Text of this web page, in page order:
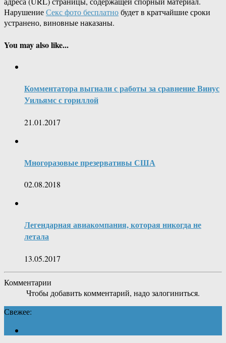
НарушениеСекс фото бесплатнобудет в кратчайшие сроки
устранено, виновные наказаны.
You may also like...
Комментатора выгнали с работы за сравнение Винус
Уильямс с гориллой
21.01.2017
Многоразовые презервативы США
02.08.2018
Легендарная авиакомпания, которая никогда не
летала
13.05.2017
Комментарии
Чтобы добавить комментарий, надо залогиниться.
Свежее: